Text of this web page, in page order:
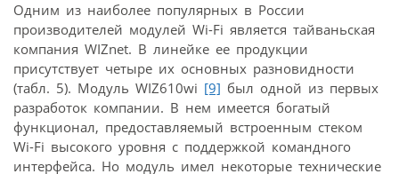
Одним из наиболее популярных в России
производителей модулей Wi-Fi является тайваньская
компания WIZnet. В линейке ее продукции
присутствует четыре их основных разновидности
(табл. 5). Модуль WIZ610wi [9] был одной из первых
разработок компании. В нем имеется богатый
функционал, предоставляемый встроенным стеком
Wi-Fi высокого уровня с поддержкой командного
интерфейса. Но модуль имел некоторые технические